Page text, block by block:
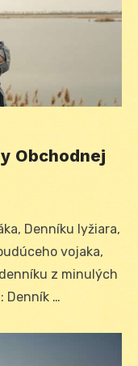
Obchodnej
Denníku lyžiara,
vojaka,
z minulých
Denník …